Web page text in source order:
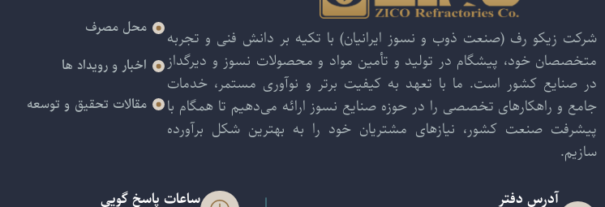
شرکت زیکو رف (صنعت ذوب و نسوز ایرانیان) با تکیه بر دانش فنی و تجربه
متخصصان خود، پیشگام در تولید و تأمین مواد و محصولات نسوز و دیرگداز
در صنایع کشور است. ما با تعهد به کیفیت برتر و نوآوری مستمر، خدمات
جامع و راهکارهای تخصصی را در حوزه صنایع نسوز ارائه می‌دهیم تا همگام با
پیشرفت صنعت کشور، نیازهای مشتریان خود را به بهترین شکل برآورده
سازیم.
محل مصرف
اخبار و رویداد ها
مقالات تحقیق و توسعه
آدرس دفتر ساعات پاسخ گویی